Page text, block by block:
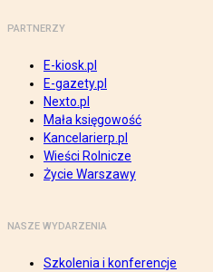
PARTNERZY
E-kiosk.pl
E-gazety.pl
Nexto.pl
Mała księgowość
Kancelarierp.pl
Wieści Rolnicze
Życie Warszawy
NASZE WYDARZENIA
Szkolenia i konferencje